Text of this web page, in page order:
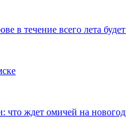
в течение всего лета
что ждет омичей на